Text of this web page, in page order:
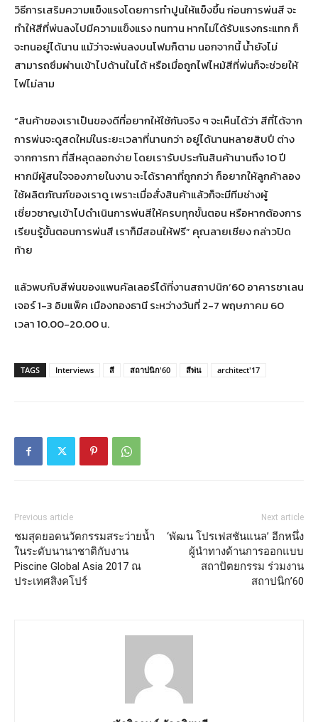
วิธีการเสริมความแข็งแรงโดยการทำปูนให้แข็งขึ้น ก่อนการพ่นสี จะ
ทำให้สีที่พ่นลงไปมีความแข็งแรง ทนทาน หากไม่ได้รับแรงกระแทก ก็
จะทนอยู่ได้นาน แม้ว่าจะพ่นลงบนโฟมก็ตาม นอกจากนี้ น้ำยังไม่
สามารถซึมผ่านเข้าไปด้านในได้ หรือเมื่อถูกไฟไหม้สีที่พ่นก็จะช่วยให้
ไฟไม่ลาม
“สินค้าของเราเป็นของดีที่อยากให้ใช้กันจริง ๆ จะเห็นได้ว่า สีที่ได้จาก
การพ่นจะดูสดใหม่ในระยะเวลาที่นานกว่า อยู่ได้นานหลายสิบปี ต่าง
จากการทา ที่สีหลุดลอกง่าย โดยเรารับประกันสินค้านานถึง 10 ปี
หากมีผู้สนใจจองภายในงาน จะได้ราคาที่ถูกกว่า ก็อยากให้ลูกค้าลอง
ใช้ผลิตภัณฑ์ของเราดู เพราะเมื่อสั่งสินค้าแล้วก็จะมีทีมช่างผู้
เชี่ยวชาญเข้าไปดำเนินการพ่นสีให้ครบทุกขั้นตอน หรือหากต้องการ
เรียนรู้ขั้นตอนการพ่นสี เราก็มีสอนให้ฟรี” คุณลายเซียง กล่าวปิด
ท้าย
แล้วพบกับสีพ่นของแพนคัลเลอร์ได้ที่งานสถาปนิก’60 อาคารชาเลน
เจอร์ 1-3 อิมแพ็ค เมืองทองธานี ระหว่างวันที่ 2-7 พฤษภาคม 60
เวลา 10.00-20.00 น.
TAGS Interviews สี สถาปนิก'60 สีพ่น architect'17
Previous article
ชมสุดยอดนวัตกรรมสระว่ายน้ำ
ในระดับนานาชาติกับงาน
Piscine Global Asia 2017 ณ
ประเทศสิงคโปร์
Next article
‘พัฒน โปรเฟสชันแนล’ อีกหนึ่ง
ผู้นำทางด้านการออกแบบ
สถาปัตยกรรม ร่วมงาน
สถาปนิก’60